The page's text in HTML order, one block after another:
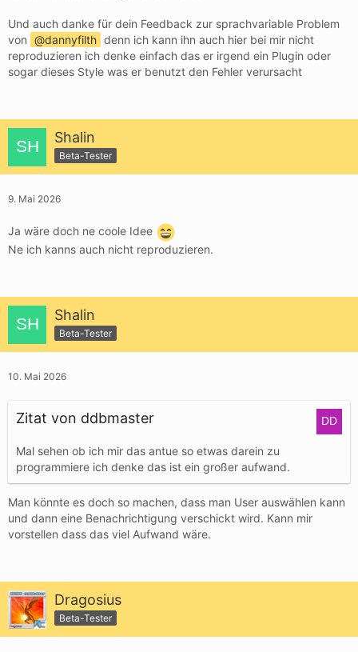
Und auch danke für dein Feedback zur sprachvariable Problem
von
dannyfilth denn ich kann ihn auch hier bei mir nicht
reproduzieren ich denke einfach das er irgend ein Plugin oder
sogar dieses Style was er benutzt den Fehler verursacht
Shalin
Beta-Tester
9. Mai 2026
Ja wäre doch ne coole Idee
Ne ich kanns auch nicht reproduzieren.
Shalin
Beta-Tester
10. Mai 2026
Zitat von ddbmaster
Mal sehen ob ich mir das antue so etwas darein zu
programmiere ich denke das ist ein großer aufwand.
Man könnte es doch so machen, dass man User auswählen kann
und dann eine Benachrichtigung verschickt wird. Kann mir
vorstellen dass das viel Aufwand wäre.
Dragosius
Beta-Tester